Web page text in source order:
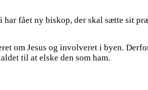
har fået ny biskop, der skal sætte sit
om Jesus og involveret i byen.
til at elske den som ham.